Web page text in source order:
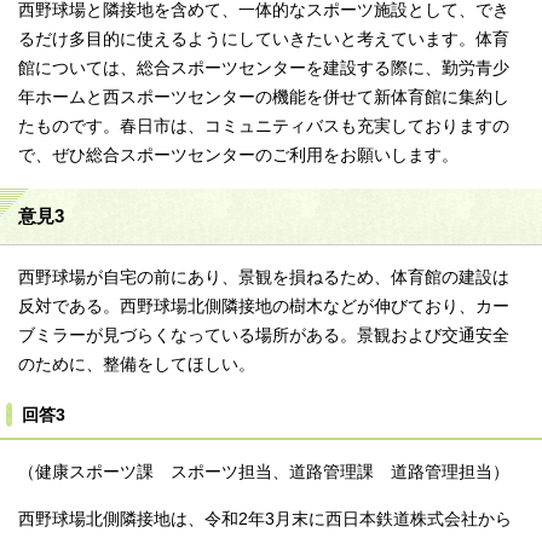
西野球場と隣接地を含めて、一体的なスポーツ施設として、でき
るだけ多目的に使えるようにしていきたいと考えています。体育
館については、総合スポーツセンターを建設する際に、勤労青少
年ホームと西スポーツセンターの機能を併せて新体育館に集約し
たものです。春日市は、コミュニティバスも充実しておりますの
で、ぜひ総合スポーツセンターのご利用をお願いします。
意見3
西野球場が自宅の前にあり、景観を損ねるため、体育館の建設は
反対である。西野球場北側隣接地の樹木などが伸びており、カー
ブミラーが見づらくなっている場所がある。景観および交通安全
のために、整備をしてほしい。
回答3
（健康スポーツ課 スポーツ担当、道路管理課 道路管理担当）
西野球場北側隣接地は、令和2年3月末に西日本鉄道株式会社から